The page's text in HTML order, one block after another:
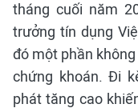
tháng cuối năm
trưởng tín dụng
đó một phần
chứng khoán. Đi
phát tăng cao